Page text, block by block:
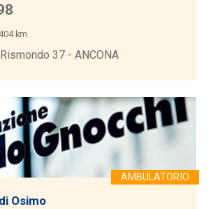
404 km
37 - ANCONA
Osimo